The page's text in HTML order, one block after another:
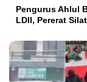
Pengurus Ahlul
LDII, Pererat